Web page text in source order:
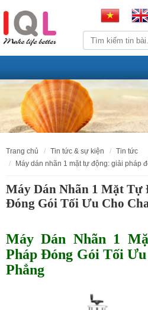
trang chủ tin tức & sự kiện
tin tức
máy dán nhãn 1 mặt tự động: giải
Máy Dán Nhãn 1 Mặt Tự
Đóng Gói Tối Ưu Cho
Máy Dán Nhãn 1
Pháp Đóng Gói Tối
Phẳng